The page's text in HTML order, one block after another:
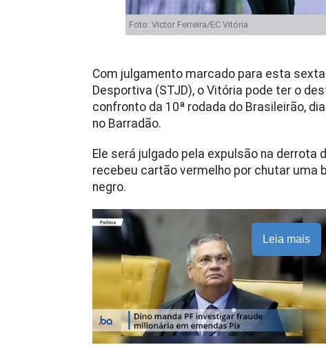
Foto: Victor Ferreira/EC Vitória
Com julgamento marcado para esta
Desportiva (STJD), o Vitória pode ter o
confronto da 10ª rodada do Brasileirão,
no Barradão.
Ele será julgado pela expulsão na derrota
recebeu cartão vermelho por chutar uma
negro.
Leia mais